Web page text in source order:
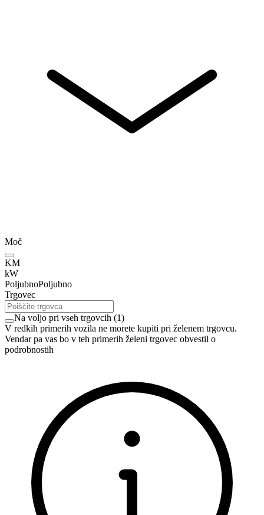
Moč
KM
kW
PoljubnoPoljubno
Trgovec
Na voljo pri vseh trgovcih (1)
V redkih primerih vozila ne morete kupiti pri želenem trgovcu.
Vendar pa vas bo v teh primerih želeni trgovec obvestil o
podrobnostih